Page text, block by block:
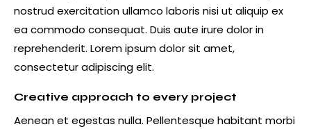
nostrud exercitation ullamco laboris nisi ut aliquip ex
ea commodo consequat. Duis aute irure dolor in
reprehenderit. Lorem ipsum dolor sit amet,
consectetur adipiscing elit.
Creative approach to every project
Aenean et egestas nulla. Pellentesque habitant morbi